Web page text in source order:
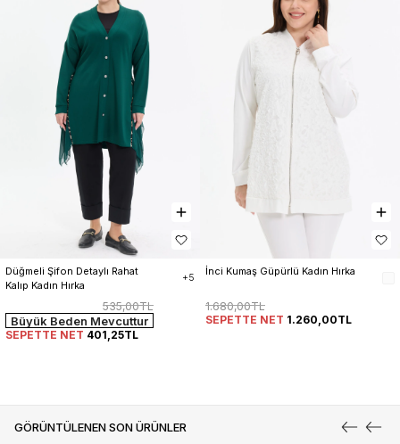
GÖRÜNTÜLENEN SON ÜRÜNLER
Düğmeli Şifon Detaylı Rahat
Kalıp Kadın Hırka
+5
535,00TL
Büyük Beden Mevcuttur
SEPETTE NET 401,25TL
İnci Kumaş Güpürlü Kadın Hırka
1.680,00TL
SEPETTE NET 1.260,00TL